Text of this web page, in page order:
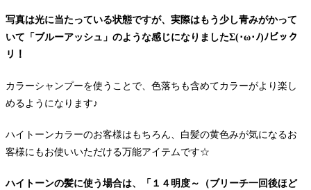
写真は光に当たっている状態ですが、実際はもう少し青みがかって
いて「ブルーアッシュ」のような感じになりましたΣ(･ω･ﾉ)ﾉビック
リ！
カラーシャンプーを使うことで、色落ちも含めてカラーがより楽し
めるようになります♪
ハイトーンカラーのお客様はもちろん、白髪の黄色みが気になるお
客様にもお使いいただける万能アイテムです☆
ハイトーンの髪に使う場合は、「１４明度～（ブリーチ一回後ほど